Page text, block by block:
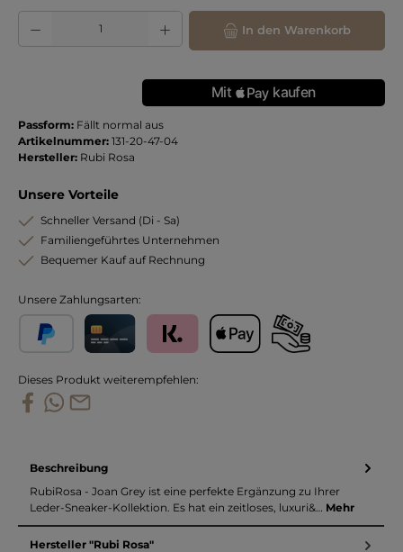
Produkt Anzahl: Gib den gewünschten Wert ein oder benutze die
In den Warenkorb
Passform: Fällt normal aus
Artikelnummer: 131-20-47-04
Hersteller: Rubi Rosa
Unsere Vorteile
Schneller Versand (Di - Sa)
Familiengeführtes Unternehmen
Bequemer Kauf auf Rechnung
Unsere Zahlungsarten:
Dieses Produkt weiterempfehlen:
Beschreibung
RubiRosa - Joan Grey ist eine perfekte Ergänzung zu Ihrer
Leder-Sneaker-Kollektion. Es hat ein zeitloses, luxuri&… Mehr
Hersteller "Rubi Rosa"